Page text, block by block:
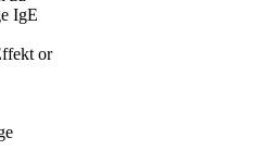
IgE
or